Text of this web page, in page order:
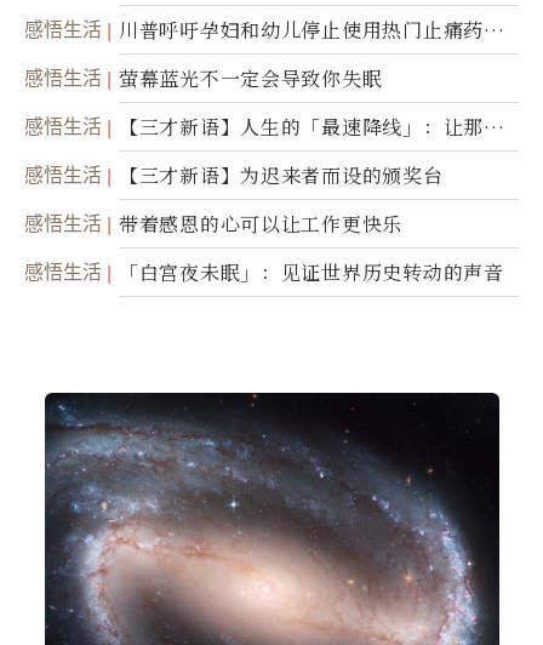
瞬」
感悟生活
川普呼吁孕妇和幼儿停止使用热门止痛药泰
诺
感悟生活 萤幕蓝光不一定会导致你失眠
感悟生活
【三才新语】人生的「最速降线」：让那道
光，带你滑向自己
感悟生活 【三才新语】为迟来者而设的颁奖台
感悟生活 带着感恩的心可以让工作更快乐
感悟生活 「白宫夜未眠」：见证世界历史转动的声音